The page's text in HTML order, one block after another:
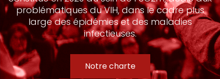
problématiques du VIH, dans le cadre plus
large des épidémies et des maladies
infectieuses.
Notre charte